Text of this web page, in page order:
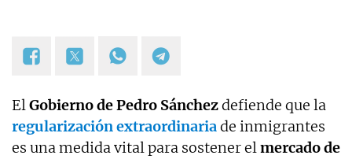
ElGobierno de Pedro Sánchezdefiende que la
regularización extraordinariade inmigrantes
es una medida vital para sostener elmercado de